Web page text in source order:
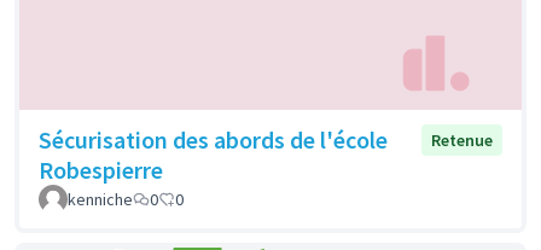
Sécurisation des abords de l'école
Robespierre
Retenue
kenniche 0 0